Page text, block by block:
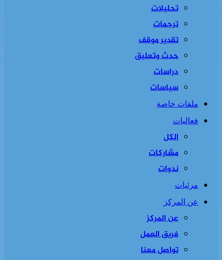
تحليلات
ترجمات
تقدير موقف
حدث وتعليق
دراسات
سياسات
ملفات خاصة
فعاليات
الكل
مشاركات
ندوات
مرئيات
عن المركز
عن المركز
فريق العمل
تواصل معنا